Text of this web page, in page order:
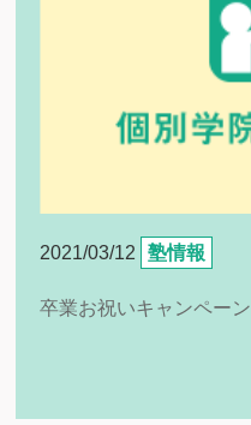
2021/03/12 塾情報
卒業お祝いキャンペーン